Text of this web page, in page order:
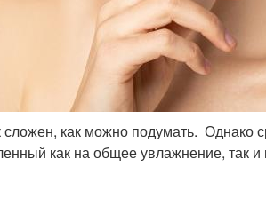
сложен, как можно подумать. Однако
как на общее увлажнение, так